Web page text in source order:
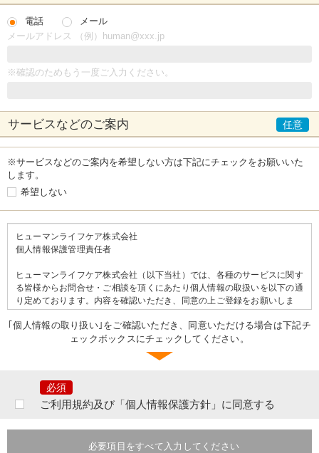
電話
メール
メールアドレス （例）human@xxx.jp
※確認のためもう一度ご入力ください。
サービスなどのご案内
※サービスなどのご案内を希望しない方は下記にチェックをお願いいた
します。
希望しない
ヒューマンライフケア株式会社
個人情報保護管理責任者
ヒューマンライフケア株式会社（以下当社）では、各種のサービスに関す
る皆様からお問合せ・ご相談を頂くにあたり個人情報の取扱いを以下の通
り定めております。内容を確認いただき、同意の上ご登録をお願いしま
＝＝個人情報の取り扱いについて＝＝
なお、提出いただいた個人情報はご本人の同意なく第三者へ提供すること
はございません。ただし、次のいずれかに該当する場合は提供をすること
あらかじめ、本人に必要事項を明示または通知し、本人の同意を得ている
とき。本人ならびに公衆の生命・健康・財産を脅かす可能性がある場合。
｢個人情報の取り扱い｣をご確認いただき、同意いただける場合は下記チ
ェックボックスにチェックしてください。
ご利用規約及び「個人情報保護方針」に同意する
必要項目をすべて入力してください